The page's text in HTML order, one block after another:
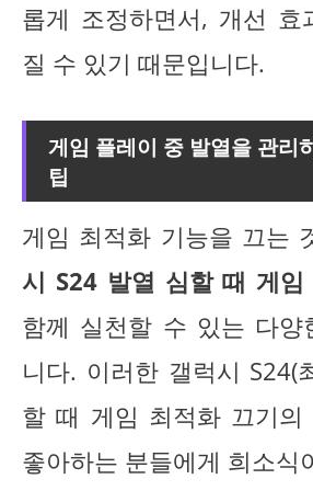
롭게 조정하면서, 개선 효
질 수 있기 때문입니다.
게임 플레이 중 발열을 관리
팁
게임 최적화 기능을 끄는
시 S24 발열 심할 때 게임
함께 실천할 수 있는 다양
니다. 이러한 갤럭시 S24(
할 때 게임 최적화 끄기의
좋아하는 분들에게 희소식